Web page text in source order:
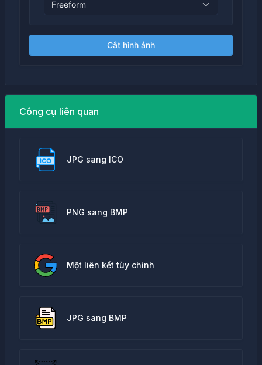
Cắt hình ảnh
Công cụ liên quan
JPG sang ICO
PNG sang BMP
Một liên kết tùy chỉnh
JPG sang BMP